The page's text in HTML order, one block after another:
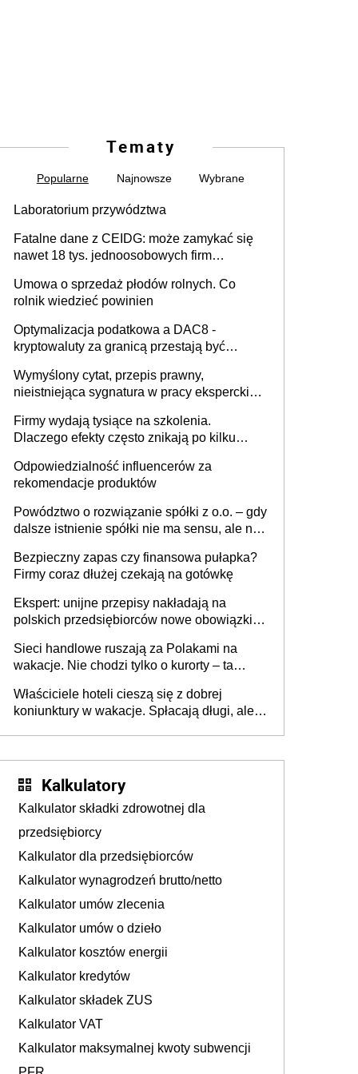
Tematy
Popularne Najnowsze Wybrane
Laboratorium przywództwa
Fatalne dane z CEIDG: może zamykać się
nawet 18 tys. jednoosobowych firm
Umowa o sprzedaż płodów rolnych. Co
rolnik wiedzieć powinien
Optymalizacja podatkowa a DAC8 -
kryptowaluty za granicą przestają być
Wymyślony cytat, przepis prawny,
nieistniejąca sygnatura w pracy eksperckiej -
firmie
Firmy wydają tysiące na szkolenia.
Dlaczego efekty często znikają po kilku
Odpowiedzialność influencerów za
rekomendacje produktów
Powództwo o rozwiązanie spółki z o.o. – gdy
dalsze istnienie spółki nie ma sensu, ale nie
Bezpieczny zapas czy finansowa pułapka?
Firmy coraz dłużej czekają na gotówkę
Ekspert: unijne przepisy nakładają na
polskich przedsiębiorców nowe obowiązki w
Sieci handlowe ruszają za Polakami na
wakacje. Nie chodzi tylko o kurorty – ta
tam, gdzie wielu spędzi urlop po cichu
Właściciele hoteli cieszą się z dobrej
koniunktury w wakacje. Spłacają długi, ale
Kalkulatory
Kalkulator składki zdrowotnej dla
przedsiębiorcy
Kalkulator dla przedsiębiorców
Kalkulator wynagrodzeń brutto/netto
Kalkulator umów zlecenia
Kalkulator umów o dzieło
Kalkulator kosztów energii
Kalkulator kredytów
Kalkulator składek ZUS
Kalkulator VAT
Kalkulator maksymalnej kwoty subwencji